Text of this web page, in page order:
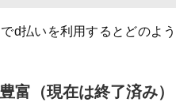
d払いを利用するとどのよ
富（現在は終了済み）